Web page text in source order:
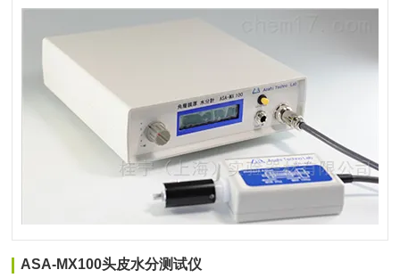
ASA-MX100头皮水分测试仪